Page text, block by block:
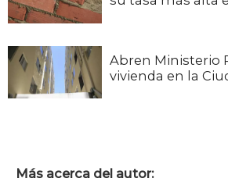
Abren Ministerio
vivienda en la
Más acerca del autor: